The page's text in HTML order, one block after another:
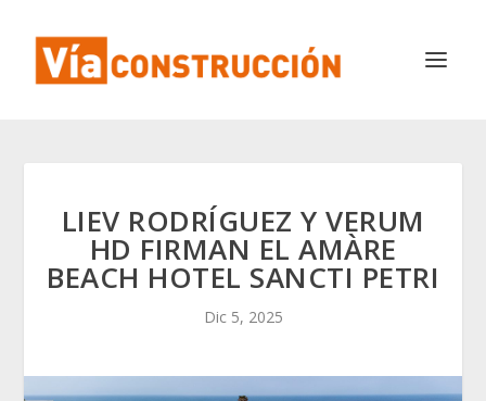
LIEV RODRÍGUEZ Y VERUM
HD FIRMAN EL AMÀRE
BEACH HOTEL SANCTI PETRI
Dic 5, 2025